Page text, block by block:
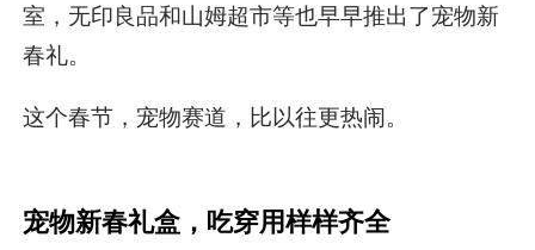
室，无印良品和山姆超市等也早早推出了宠物新
春礼。
这个春节，宠物赛道，比以往更热闹。
宠物新春礼盒，吃穿用样样齐全